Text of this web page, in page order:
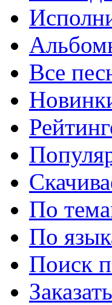
Все
По
По
Поиск